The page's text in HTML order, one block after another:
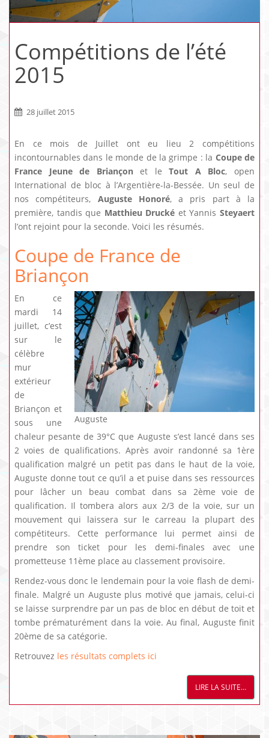
Compétitions de l’été
2015
28 juillet 2015
En ce mois de Juillet ont eu lieu 2 compétitions
incontournables dans le monde de la grimpe : la Coupe de
France Jeune de Briançon et leTout A Bloc, open
International de bloc à l’Argentière-la-Bessée. Un seul de
nos compétiteurs, Auguste Honoré, a pris part à la
première, tandis que Matthieu Drucké et YannisSteyaert
l’ont rejoint pour la seconde. Voici les résumés.
Coupe de France de
Briançon
Auguste
En ce
mardi 14
juillet, c’est
sur le
célèbre
mur
extérieur
de
Briançon et
sous une
chaleur pesante de 39°C que Auguste s’est lancé dans ses
2 voies de qualifications. Après avoir randonné sa 1ère
qualification malgré un petit pas dans le haut de la voie,
Auguste donne tout ce qu’il a et puise dans ses ressources
pour lâcher un beau combat dans sa 2ème voie de
qualification. Il tombera alors aux 2/3 de la voie, sur un
mouvement qui laissera sur le carreau la plupart des
compétiteurs. Cette performance lui permet ainsi de
prendre son ticket pour les demi-finales avec une
prometteuse 11ème place au classement provisoire.
Rendez-vous donc le lendemain pour la voie flash de demi-
finale. Malgré un Auguste plus motivé que jamais, celui-ci
se laisse surprendre par un pas de bloc en début de toit et
tombe prématurément dans la voie. Au final, Auguste finit
20ème de sa catégorie.
Retrouvez les résultats complets ici
LIRE LA SUITE…